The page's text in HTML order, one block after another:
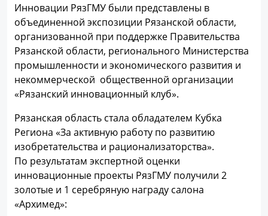
Инновации РязГМУ были представлены в
объединенной экспозиции Рязанской области,
организованной при поддержке Правительства
Рязанской области, регионального Министерства
промышленности и экономического развития и
некоммерческой общественной организации
«Рязанский инновационный клуб».
Рязанская область стала обладателем Кубка
Региона «За активную работу по развитию
изобретательства и рационализаторства».
По результатам экспертной оценки
инновационные проекты РязГМУ получили 2
золотые и 1 серебряную награду салона
«Архимед»: